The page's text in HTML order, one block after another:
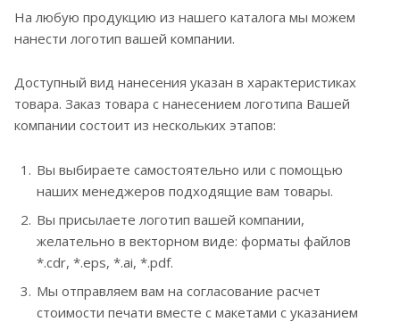
На любую продукцию из нашего каталога мы можем
нанести логотип вашей компании.
Доступный вид нанесения указан в характеристиках
товара. Заказ товара с нанесением логотипа Вашей
компании состоит из нескольких этапов:
Вы выбираете самостоятельно или с помощью
наших менеджеров подходящие вам товары.
Вы присылаете логотип вашей компании,
желательно в векторном виде: форматы файлов
*.cdr, *.eps, *.ai, *.pdf.
Мы отправляем вам на согласование расчет
стоимости печати вместе с макетами с указанием